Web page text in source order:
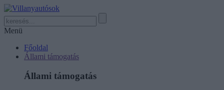
Menü
Főoldal
Állami támogatás
Állami támogatás